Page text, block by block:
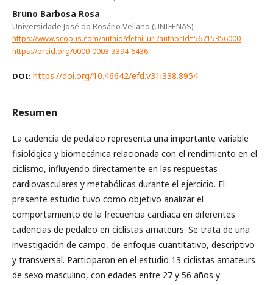
Bruno Barbosa Rosa
Universidade José do Rosário Vellano (UNIFENAS)
https://www.scopus.com/authid/detail.uri?authorId=56715356000
https://orcid.org/0000-0003-3394-6436
DOI: https://doi.org/10.46642/efd.v31i338.8954
Resumen
La cadencia de pedaleo representa una importante variable
fisiológica y biomecánica relacionada con el rendimiento en el
ciclismo, influyendo directamente en las respuestas
cardiovasculares y metabólicas durante el ejercicio. El
presente estudio tuvo como objetivo analizar el
comportamiento de la frecuencia cardíaca en diferentes
cadencias de pedaleo en ciclistas amateurs. Se trata de una
investigación de campo, de enfoque cuantitativo, descriptivo
y transversal. Participaron en el estudio 13 ciclistas amateurs
de sexo masculino, con edades entre 27 y 56 años y